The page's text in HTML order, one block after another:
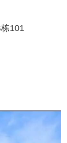
101